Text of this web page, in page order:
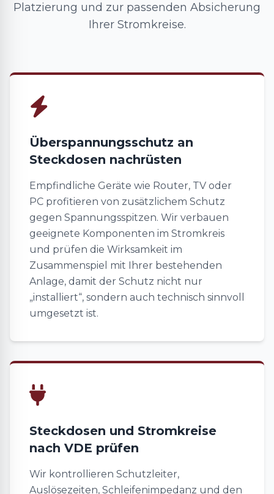
Platzierung und zur passenden Absicherung
Ihrer Stromkreise.
Überspannungsschutz an
Steckdosen nachrüsten
Empfindliche Geräte wie Router, TV oder
PC profitieren von zusätzlichem Schutz
gegen Spannungsspitzen. Wir verbauen
geeignete Komponenten im Stromkreis
und prüfen die Wirksamkeit im
Zusammenspiel mit Ihrer bestehenden
Anlage, damit der Schutz nicht nur
„installiert“, sondern auch technisch sinnvoll
umgesetzt ist.
Steckdosen und Stromkreise
nach VDE prüfen
Wir kontrollieren Schutzleiter,
Auslösezeiten, Schleifenimpedanz und den